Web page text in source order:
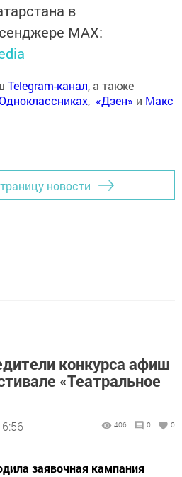
в
MАХ:
Telegram-канал, а также
, «Дзен» и Макс
новости
конкурса афиш
«Театральное
406 0 0
заявочная кампания